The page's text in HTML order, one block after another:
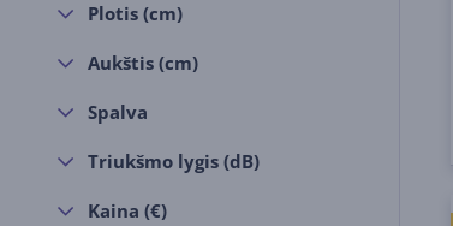
Plotis (cm)
Aukštis (cm)
Spalva
Triukšmo lygis (dB)
Kaina (€)